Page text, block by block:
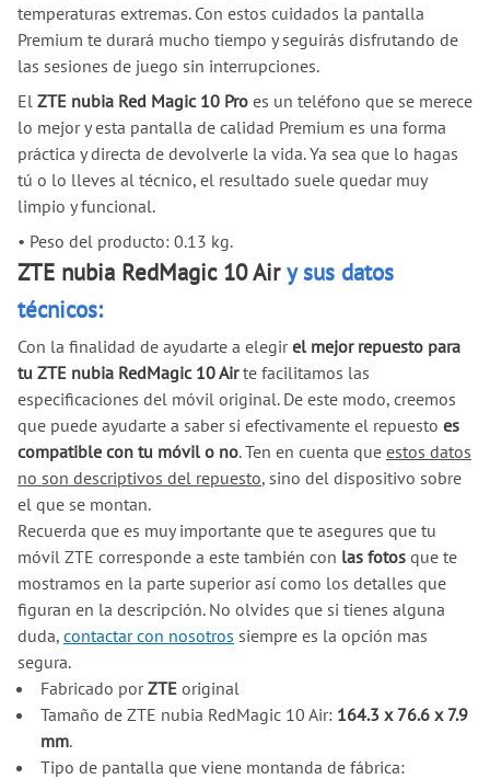
temperaturas extremas. Con estos cuidados la pantalla
Premium te durará mucho tiempo y seguirás disfrutando de
las sesiones de juego sin interrupciones.
El ZTE nubia Red Magic 10 Pro es un teléfono que se merece
lo mejor y esta pantalla de calidad Premium es una forma
práctica y directa de devolverle la vida. Ya sea que lo hagas
tú o lo lleves al técnico, el resultado suele quedar muy
limpio y funcional.
• Peso del producto: 0.13 kg.
ZTE nubia RedMagic 10 Airy sus datos
técnicos:
Con la finalidad de ayudarte a elegirel mejor repuesto para
tu ZTE nubia RedMagic 10 Airte facilitamos las
especificaciones del móvil original. De este modo, creemos
que puede ayudarte a saber si efectivamente el repuesto es
compatible con tu móvil o no. Ten en cuenta que estos datos
no son descriptivos del repuesto, sino del dispositivo sobre
el que se montan.
Recuerda que es muy importante que te asegures que tu
móvil ZTE corresponde a este también con las fotos que te
mostramos en la parte superior así como los detalles que
figuran en la descripción. No olvides que si tienes alguna
duda, contactar con nosotros siempre es la opción mas
segura.
Fabricado porZTEoriginal
Tamaño de ZTE nubia RedMagic 10 Air: 164.3 x 76.6 x 7.9
mm.
Tipo de pantalla que viene montanda de fábrica: